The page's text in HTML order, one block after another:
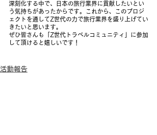
深刻化する中で、日本の旅行業界に貢献したいとい
う気持ちがあったからです。これから、このプロジ
ェクトを通してZ世代の力で旅行業界を盛り上げてい
きたいと思います。
ぜひ皆さんも「Z世代トラベルコミュニティ」に参加
して頂けると嬉しいです！
活動報告